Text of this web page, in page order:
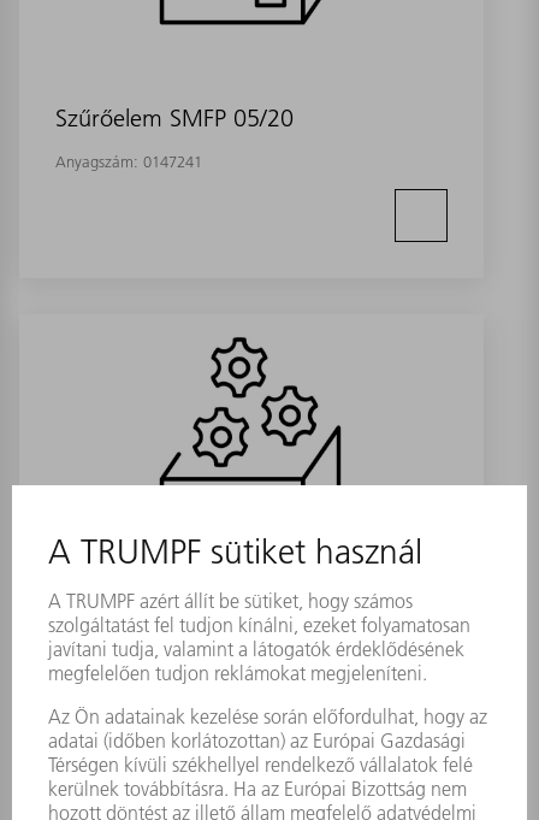
Szűrőelem SMFP 05/20
Anyagszám: 0147241
Szűrőelem MFP 05/20
Anyagszám:0147240